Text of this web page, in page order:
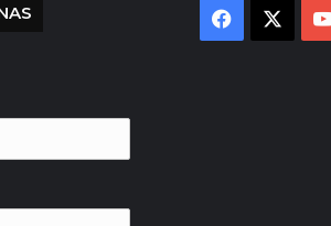
Facebook